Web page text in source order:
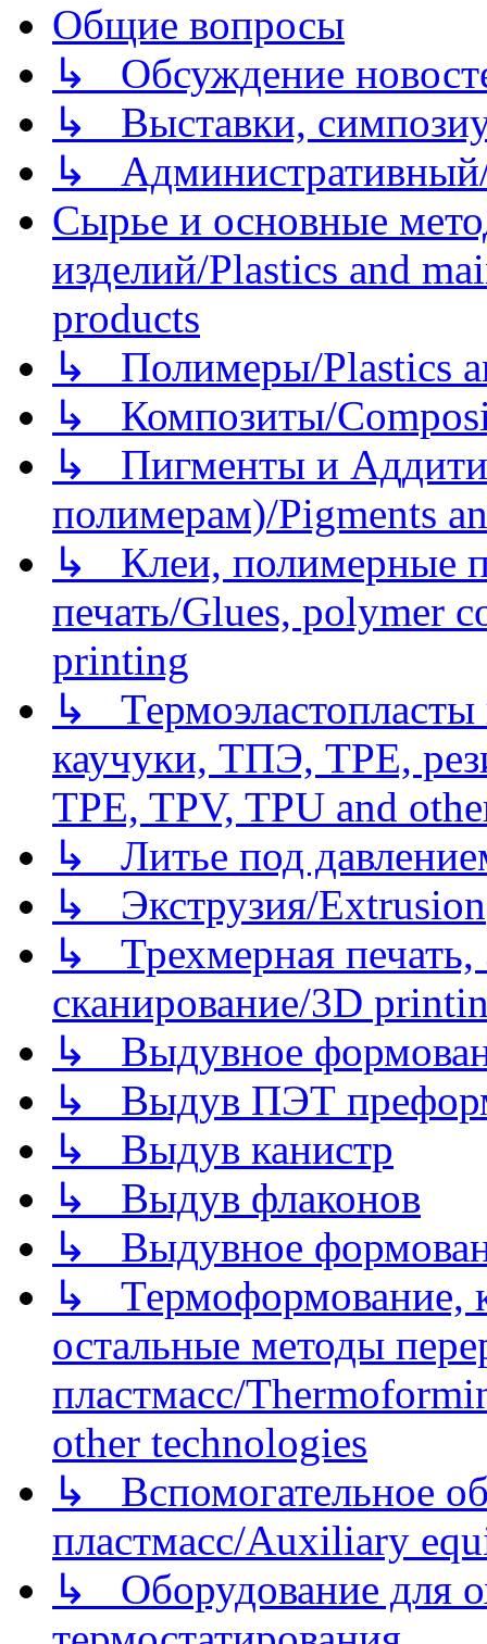
Общие вопросы
↳ Обсуждение
↳ Выставки,
↳
Сырье и основные
изделий/Plastics and
products
↳ Полимеры/Plastics
↳ Композиты/
↳ Пигменты и
полимерам)/Pigments
↳ Клеи, полимерные
печать/Glues, polymer
printing
↳
каучуки, ТПЭ, TPE,
TPE, TPV, TPU and
↳ Литье под
↳ Экструзия/Extrusion
↳ Трехмерная
сканирование/3D
↳ Выдувное
↳ Выдув ПЭТ
↳ Выдув канистр
↳ Выдув флаконов
↳ Выдувное
↳ Термоформование,
остальные методы
пластмасс/
other technologies
↳ Вспомогательное
пластмасс/Auxiliary
↳ Оборудование для